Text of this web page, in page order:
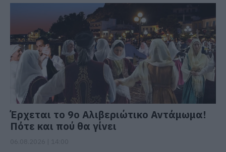
Έρχεται το 9ο Αλιβεριώτικο Αντάμωμα!
Πότε και πού θα γίνει